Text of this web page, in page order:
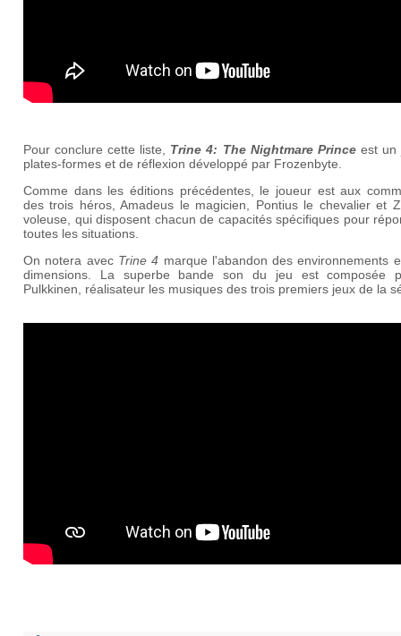
Pour conclure cette liste, Trine 4: The Nightmare Princeest un
plates-formes et de réflexion développé par Frozenbyte.
Comme dans les éditions précédentes, le joueur est aux
des trois héros, Amadeus le magicien, Pontius le chevalier et
voleuse, qui disposent chacun de capacités spécifiques pour
toutes les situations.
On notera avec Trine 4 marque l'abandon des environnements
dimensions. La superbe bande son du jeu est composée
Pulkkinen, réalisateur les musiques des trois premiers jeux de la